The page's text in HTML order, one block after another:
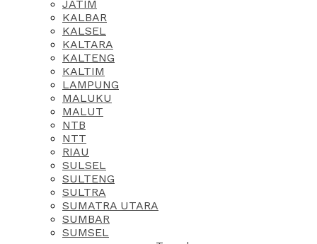
JATIM
KALBAR
KALSEL
KALTARA
KALTENG
KALTIM
LAMPUNG
MALUKU
MALUT
NTB
NTT
RIAU
SULSEL
SULTENG
SULTRA
SUMATRA UTARA
SUMBAR
SUMSEL